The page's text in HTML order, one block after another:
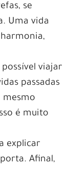
se
Uma vida
viajar
passadas
mesmo
é muito
explicar
Afinal,